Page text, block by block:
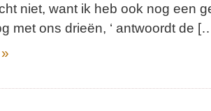
niet, want ik heb ook nog een
met ons drieën, ‘ antwoordt de